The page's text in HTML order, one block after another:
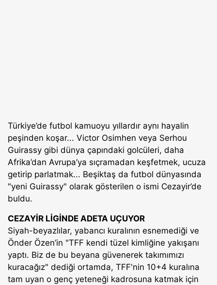
Türkiye’de futbol kamuoyu yıllardır aynı hayalin
peşinden koşar... Victor Osimhen veya Serhou
Guirassy gibi dünya çapındaki golcüleri, daha
Afrika’dan Avrupa’ya sıçramadan keşfetmek, ucuza
getirip parlatmak... Beşiktaş da futbol dünyasında
"yeni Guirassy" olarak gösterilen o ismi Cezayir’de
buldu.
CEZAYİR LİGİNDE ADETA UÇUYOR
Siyah-beyazlılar, yabancı kuralının esnemediği ve
Önder Özen’in "TFF kendi tüzel kimliğine yakışanı
yaptı. Biz de bu beyana güvenerek takımımızı
kuracağız" dediği ortamda, TFF'nin 10+4 kuralına
tam uyan o genç yeteneği kadrosuna katmak için